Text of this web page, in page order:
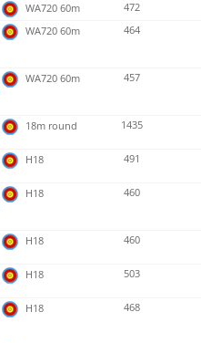
WA720 60m
472
WA720 60m 464
WA720 60m 457
18m round 1435
H18 491
H18 460
H18 460
H18 503
H18 468